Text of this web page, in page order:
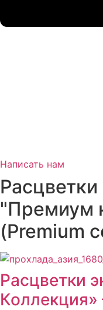
Написать нам
"Премиум
(Premium
Расцветки